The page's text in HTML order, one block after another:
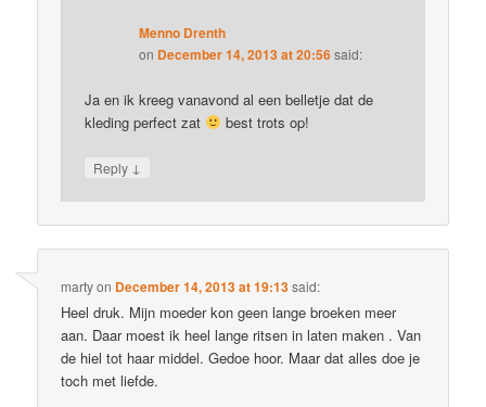
Menno Drenth
on December 14, 2013 at 20:56said:
Ja en ik kreeg vanavond al een belletje dat de
kleding perfect zat
best trots op!
Reply ↓
martyon December 14, 2013 at 19:13said:
Heel druk. Mijn moeder kon geen lange broeken meer
aan. Daar moest ik heel lange ritsen in laten maken . Van
de hiel tot haar middel. Gedoe hoor. Maar dat alles doe je
toch met liefde.